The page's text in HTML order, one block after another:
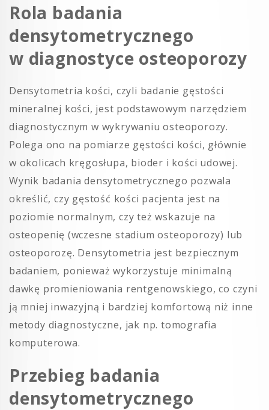
Rola badania
densytometrycznego
w diagnostyce osteoporozy
Densytometria kości, czyli badanie gęstości
mineralnej kości, jest podstawowym narzędziem
diagnostycznym w wykrywaniu osteoporozy.
Polega ono na pomiarze gęstości kości, głównie
w okolicach kręgosłupa, bioder i kości udowej.
Wynik badania densytometrycznego pozwala
określić, czy gęstość kości pacjenta jest na
poziomie normalnym, czy też wskazuje na
osteopenię (wczesne stadium osteoporozy) lub
osteoporozę. Densytometria jest bezpiecznym
badaniem, ponieważ wykorzystuje minimalną
dawkę promieniowania rentgenowskiego, co czyni
ją mniej inwazyjną i bardziej komfortową niż inne
metody diagnostyczne, jak np. tomografia
komputerowa.
Przebieg badania
densytometrycznego